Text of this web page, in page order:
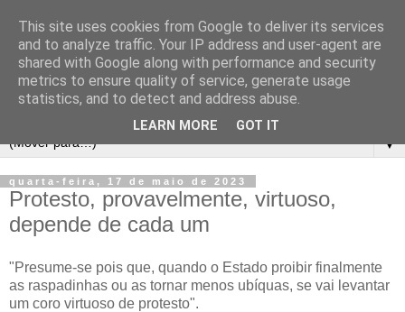
▼
quarta-feira, 17 de maio de 2023
Protesto, provavelmente, virtuoso,
depende de cada um
"Presume-se pois que, quando o Estado proibir finalmente
as raspadinhas ou as tornar menos ubíquas, se vai levantar
um coro virtuoso de protesto".
This site uses cookies from Google to deliver its services
and to analyze traffic. Your IP address and user-agent are
shared with Google along with performance and security
metrics to ensure quality of service, generate usage
statistics, and to detect and address abuse.
LEARN MORE GOT IT